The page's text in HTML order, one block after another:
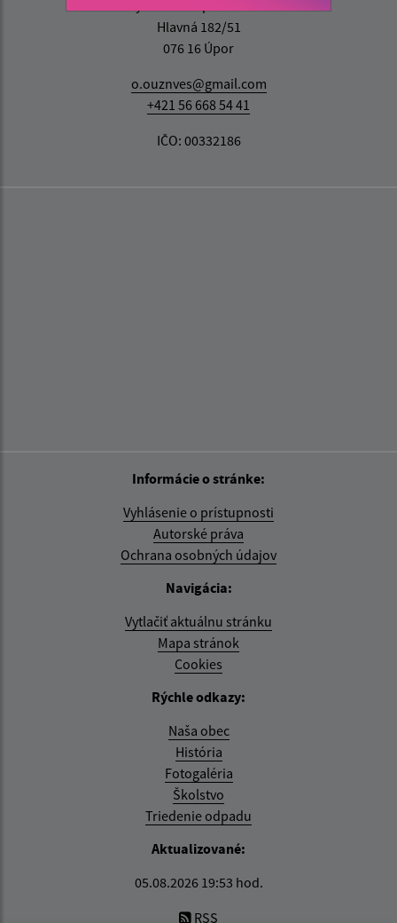
Hlavná 182/51
076 16 Úpor
o.ouznves@gmail.com
+421 56 668 54 41
IČO: 00332186
Informácie o stránke:
Vyhlásenie o prístupnosti
Autorské práva
Ochrana osobných údajov
Navigácia:
Vytlačiť aktuálnu stránku
Mapa stránok
Cookies
Rýchle odkazy:
Naša obec
História
Fotogaléria
Školstvo
Triedenie odpadu
Aktualizované:
05.08.2026 19:53 hod.
RSS